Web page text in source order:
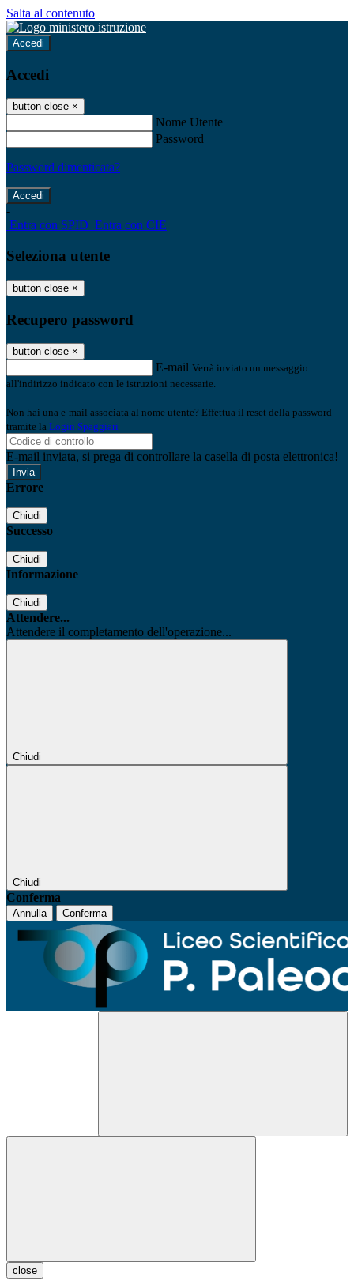
Salta al contenuto
Accedi
Accedi
button close ×
Nome Utente
Password
Password dimenticata?
-
Entra con SPID Entra con CIE
Seleziona utente
button close ×
Recupero password
button close ×
E-mail Verrà inviato un messaggio
all'indirizzo indicato con le istruzioni necessarie.
Non hai una e-mail associata al nome utente? Effettua il reset della password
tramite la Login Spaggiari
E-mail inviata, si prega di controllare la casella di posta elettronica!
Errore
Chiudi
Successo
Chiudi
Informazione
Chiudi
Attendere...
Attendere il completamento dell'operazione...
Chiudi
Chiudi
Conferma
Annulla Conferma
close